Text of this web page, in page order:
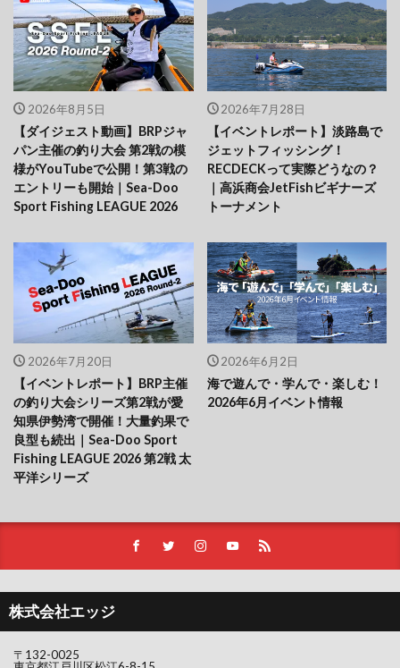
2026年8月5日
【ダイジェスト動画】BRPジャ
パン主催の釣り大会 第2戦の模
様がYouTubeで公開！第3戦の
エントリーも開始｜Sea-Doo
Sport Fishing LEAGUE 2026
2026年7月28日
【イベントレポート】淡路島で
ジェットフィッシング！
RECDECKって実際どうなの？
｜高浜商会JetFishビギナーズ
トーナメント
2026年7月20日
【イベントレポート】BRP主催
の釣り大会シリーズ第2戦が愛
知県伊勢湾で開催！大量釣果で
良型も続出｜Sea-Doo Sport
Fishing LEAGUE 2026 第2戦 太
平洋シリーズ
2026年6月2日
海で遊んで・学んで・楽しむ！
2026年6月イベント情報
株式会社エッジ
〒132-0025